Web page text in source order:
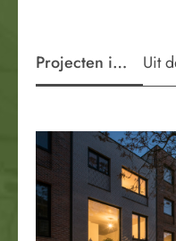
Projecten in deUit